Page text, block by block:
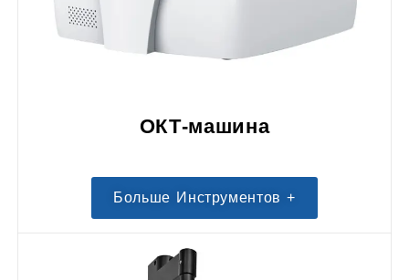
ОКТ-машина
Больше Инструментов +